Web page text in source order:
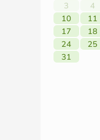
3
4
10
11
17
18
24
25
31